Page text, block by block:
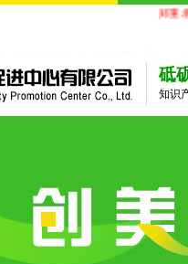
郑重承
砥
知识